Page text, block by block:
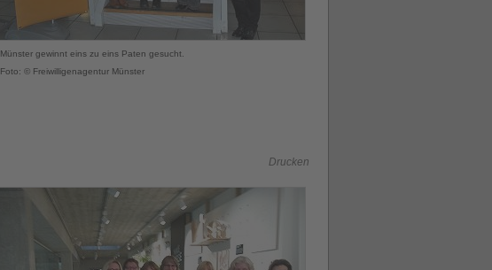
Münster gewinnt eins zu eins Paten gesucht.
Foto: © Freiwilligenagentur Münster
Drucken